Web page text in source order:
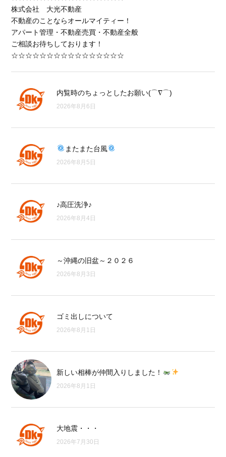
株式会社 大光不動産
不動産のことならオールマイティー！
アパート管理・不動産売買・不動産全般
ご相談お待ちしております！
☆☆☆☆☆☆☆☆☆☆☆☆☆☆☆☆
内覧時のちょっとしたお願い(⌒∇⌒)
2026年8月6日
またまた台風
2026年8月5日
♪高圧洗浄♪
2026年8月4日
～沖縄の旧盆～２０２６
2026年8月3日
ゴミ出しについて
2026年8月1日
新しい相棒が仲間入りしました！
2026年8月1日
大地震・・・
2026年7月30日